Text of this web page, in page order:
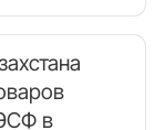
в